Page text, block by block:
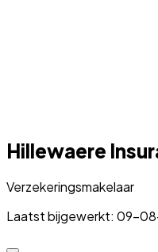
Hillewaere
Verzekeringsmakelaar
Laatst bijgewerkt: 09-